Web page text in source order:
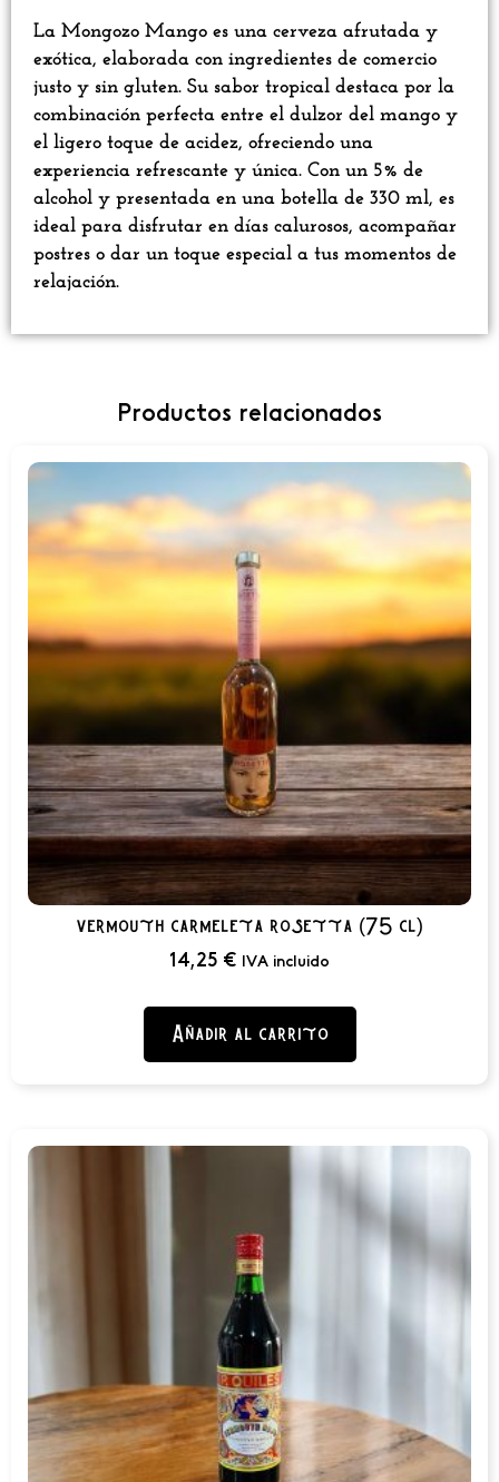
La Mongozo Mango es una cerveza afrutada y
exótica, elaborada con ingredientes de comercio
justo y sin gluten. Su sabor tropical destaca por la
combinación perfecta entre el dulzor del mango y
el ligero toque de acidez, ofreciendo una
experiencia refrescante y única. Con un 5% de
alcohol y presentada en una botella de 330 ml, es
ideal para disfrutar en días calurosos, acompañar
postres o dar un toque especial a tus momentos de
relajación.
Productos relacionados
vermouth carmeleta rosetta (75 cl)
14,25 € IVA incluido
Añadir al carrito